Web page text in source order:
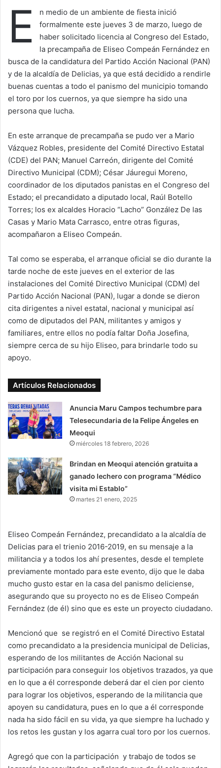
E
n medio de un ambiente de fiesta inició
formalmente este jueves 3 de marzo, luego de
haber solicitado licencia al Congreso del Estado,
la precampaña de Eliseo Compeán Fernández en
busca de la candidatura del Partido Acción Nacional (PAN)
y de la alcaldía de Delicias, ya que está decidido a rendirle
buenas cuentas a todo el panismo del municipio tomando
el toro por los cuernos, ya que siempre ha sido una
persona que lucha.
En este arranque de precampaña se pudo ver a Mario
Vázquez Robles, presidente del Comité Directivo Estatal
(CDE) del PAN; Manuel Carreón, dirigente del Comité
Directivo Municipal (CDM); César Jáuregui Moreno,
coordinador de los diputados panistas en el Congreso del
Estado; el precandidato a diputado local, Raúl Botello
Torres; los ex alcaldes Horacio “Lacho” González De las
Casas y Mario Mata Carrasco, entre otras figuras,
acompañaron a Eliseo Compeán.
Tal como se esperaba, el arranque oficial se dio durante la
tarde noche de este jueves en el exterior de las
instalaciones del Comité Directivo Municipal (CDM) del
Partido Acción Nacional (PAN), lugar a donde se dieron
cita dirigentes a nivel estatal, nacional y municipal así
como de diputados del PAN, militantes y amigos y
familiares, entre ellos no podía faltar Doña Josefina,
siempre cerca de su hijo Eliseo, para brindarle todo su
apoyo.
Artículos Relacionados
Anuncia Maru Campos techumbre para
Telesecundaria de la Felipe Ángeles en
Meoqui
miércoles 18 febrero, 2026
Brindan en Meoqui atención gratuita a
ganado lechero con programa “Médico
visita mi Establo”
martes 21 enero, 2025
Eliseo Compeán Fernández, precandidato a la alcaldía de
Delicias para el trienio 2016-2019, en su mensaje a la
militancia y a todos los ahí presentes, desde el templete
previamente montado para este evento, dijo que le daba
mucho gusto estar en la casa del panismo deliciense,
asegurando que su proyecto no es de Eliseo Compeán
Fernández (de él) sino que es este un proyecto ciudadano.
Mencionó que se registró en el Comité Directivo Estatal
como precandidato a la presidencia municipal de Delicias,
esperando de los militantes de Acción Nacional su
participación para conseguir los objetivos trazados, ya que
en lo que a él corresponde deberá dar el cien por ciento
para lograr los objetivos, esperando de la militancia que
apoyen su candidatura, pues en lo que a él corresponde
nada ha sido fácil en su vida, ya que siempre ha luchado y
los retos les gustan y los agarra cual toro por los cuernos.
Agregó que con la participación y trabajo de todos se